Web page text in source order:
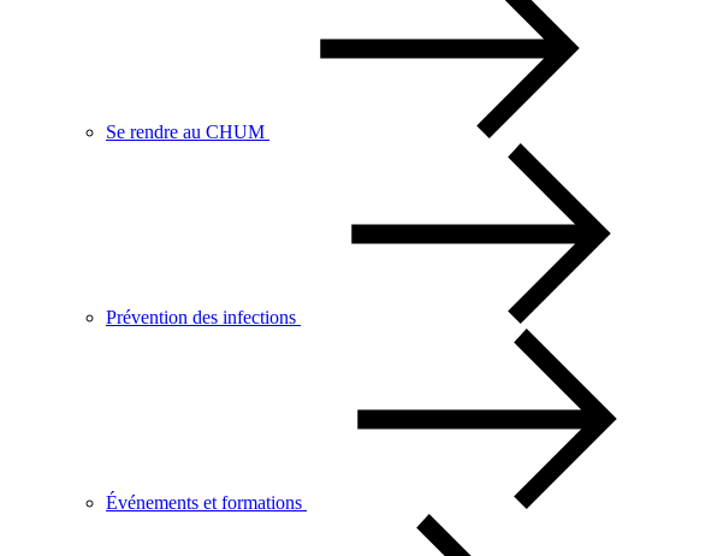
Se rendre au CHUM
Prévention des infections
Événements et formations